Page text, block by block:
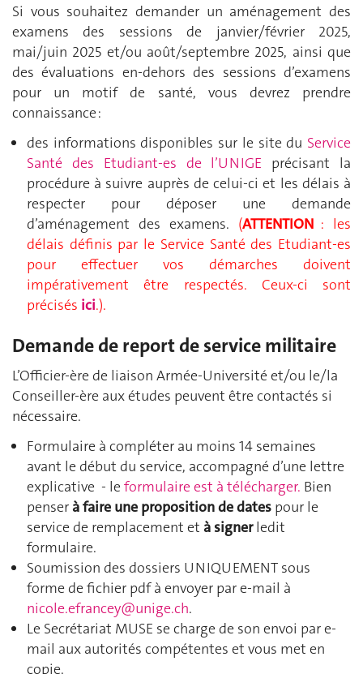
Si vous souhaitez demander un aménagement des
examens des sessions de janvier/février 2025,
mai/juin 2025 et/ou août/septembre 2025, ainsi que
des évaluations en-dehors des sessions d’examens
pour un motif de santé, vous devrez prendre
connaissance :
des informations disponibles sur le site du Service
Santé des Etudiant-es de l’UNIGE précisant la
procédure à suivre auprès de celui-ci et les délais à
respecter pour déposer une demande
d’aménagement des examens. (ATTENTION : les
délais définis par le Service Santé des Etudiant-es
pour effectuer vos démarches doivent
impérativement être respectés. Ceux-ci sont
précisés ici.).
Demande de report de service militaire
L’Officier-ère de liaison Armée-Université et/ou le/la
Conseiller-ère aux études peuvent être contactés si
nécessaire.
Formulaire à compléter au moins 14 semaines
avant le début du service, accompagné d’une lettre
explicative - leformulaire est à télécharger. Bien
penserà faire une proposition de dates pour le
service de remplacement et à signerledit
formulaire.
Soumission des dossiers UNIQUEMENT sous
forme de fichier pdf à envoyer par e-mail à
nicole.efrancey@unige.ch.
Le Secrétariat MUSE se charge de son envoi par e-
mail aux autorités compétentes et vous met en
copie.